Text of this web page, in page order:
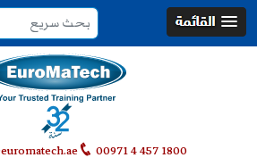
00971 4 457 1800